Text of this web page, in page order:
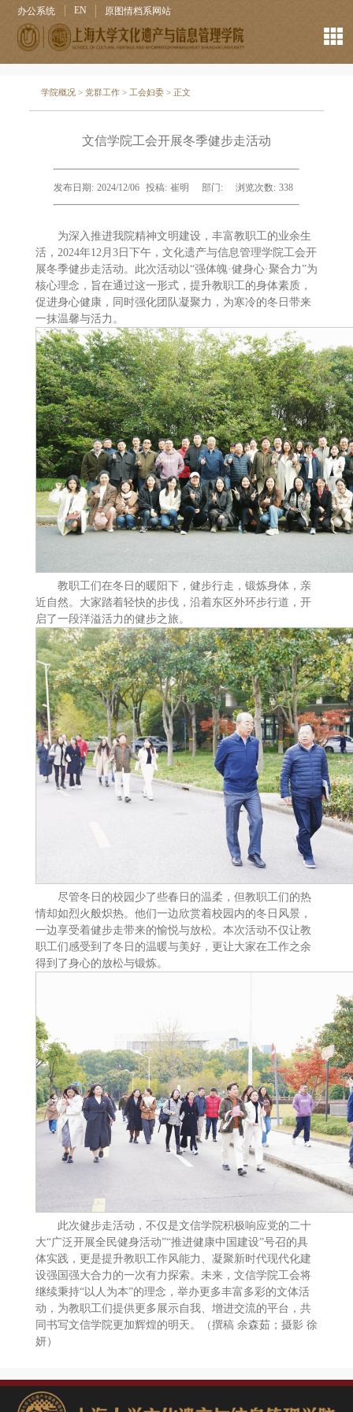
办公系统 EN 原图情档系网站
学院概况 >党群工作 > 工会妇委 > 正文
文信学院工会开展冬季健步走活动
发布日期: 2024/12/06 投稿: 崔明 部门: 浏览次数: 338
为深入推进我院精神文明建设，丰富教职工的业余生
活，2024年12月3日下午，文化遗产与信息管理学院工会开
展冬季健步走活动。此次活动以“强体魄·健身心·聚合力”为
核心理念，旨在通过这一形式，提升教职工的身体素质，
促进身心健康，同时强化团队凝聚力，为寒冷的冬日带来
一抹温馨与活力。
教职工们在冬日的暖阳下，健步行走，锻炼身体，亲
近自然。大家踏着轻快的步伐，沿着东区外环步行道，开
启了一段洋溢活力的健步之旅。
尽管冬日的校园少了些春日的温柔，但教职工们的热
情却如烈火般炽热。他们一边欣赏着校园内的冬日风景，
一边享受着健步走带来的愉悦与放松。本次活动不仅让教
职工们感受到了冬日的温暖与美好，更让大家在工作之余
得到了身心的放松与锻炼。
此次健步走活动，不仅是文信学院积极响应党的二十
大“广泛开展全民健身活动”“推进健康中国建设”号召的具
体实践，更是提升教职工作风能力、凝聚新时代现代化建
设强国强大合力的一次有力探索。未来，文信学院工会将
继续秉持“以人为本”的理念，举办更多丰富多彩的文体活
动，为教职工们提供更多展示自我、增进交流的平台，共
同书写文信学院更加辉煌的明天。（撰稿 余森茹；摄影 徐
妍）